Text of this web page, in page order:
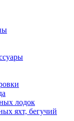
лодок
яхт, бегучий